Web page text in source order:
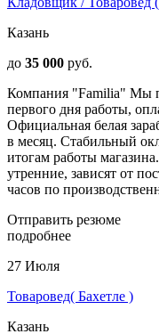
Казань
до 35 000 руб.
Компания "Familia" Мы
первого дня работы,
Официальная белая
в месяц. Стабильный
итогам работы
утренние, зависят от
часов по
Отправить резюме
подробнее
27 Июля
Товаровед( Бахетле )
Казань